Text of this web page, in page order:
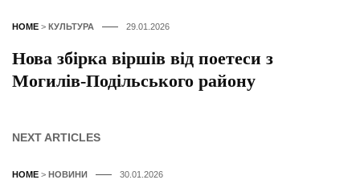
HOME > КУЛЬТУРА 29.01.2026
Нова збірка віршів від поетеси з
Могилів-Подільського району
NEXT ARTICLES
HOME > НОВИНИ 30.01.2026